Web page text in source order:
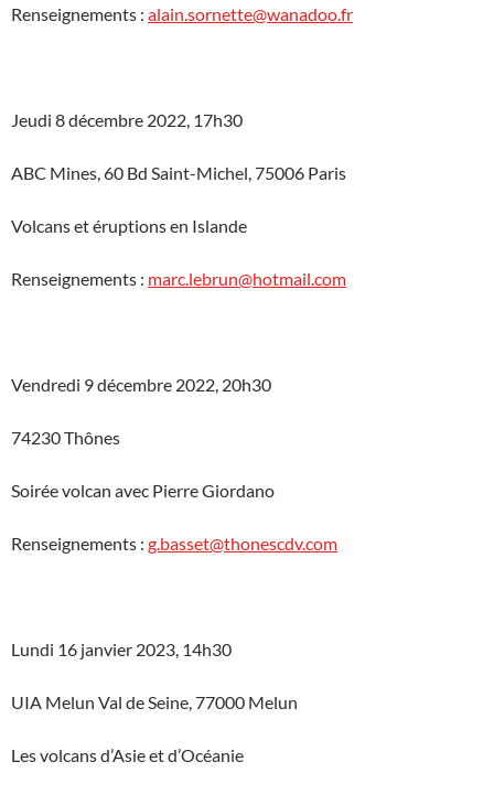
Renseignements : alain.sornette@wanadoo.fr
Jeudi 8 décembre 2022, 17h30
ABC Mines, 60 Bd Saint-Michel, 75006 Paris
Volcans et éruptions en Islande
Renseignements : marc.lebrun@hotmail.com
Vendredi 9 décembre 2022, 20h30
74230 Thônes
Soirée volcan avec Pierre Giordano
Renseignements : g.basset@thonescdv.com
Lundi 16 janvier 2023, 14h30
UIA Melun Val de Seine, 77000 Melun
Les volcans d’Asie et d’Océanie